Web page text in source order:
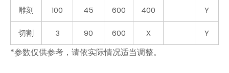
雕刻 100 45 600 400 Y
切割 3 90 600 X Y
*参数仅供参考，请依实际情况适当调整。